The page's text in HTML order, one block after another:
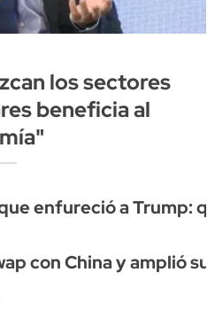
los sectores
beneficia al
enfureció a Trump:
con China y amplió